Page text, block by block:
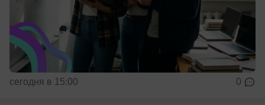
сегодня в 15:00 0